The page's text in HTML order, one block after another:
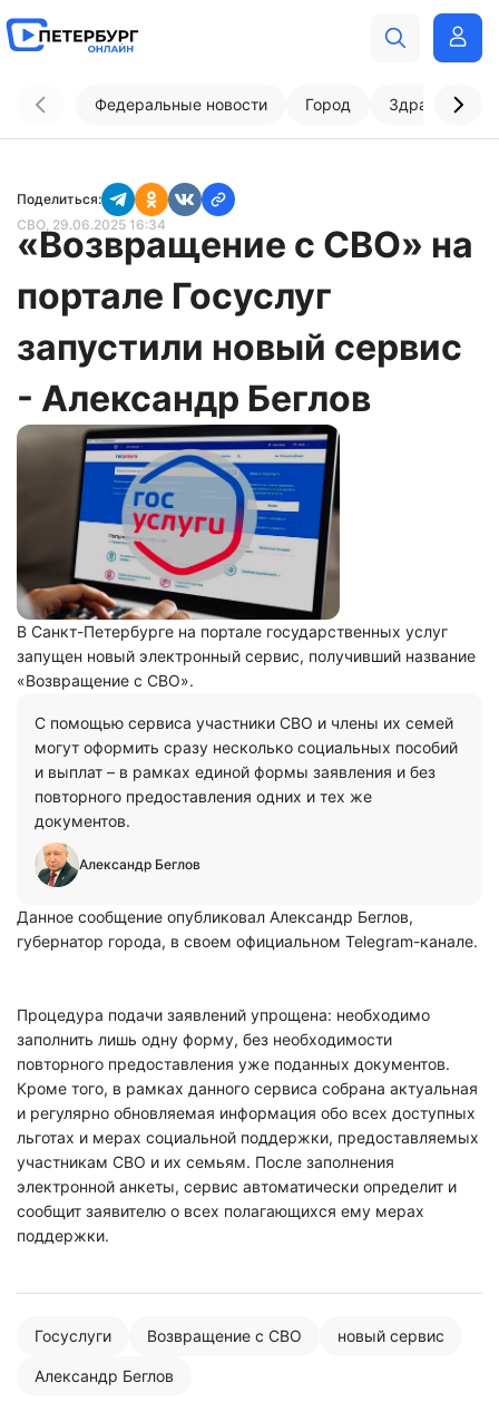
Федеральные новости Город
Поделиться:
СВО, 29.06.2025 16:34
«Возвращение с СВО» на
портале Госуслуг
запустили новый сервис
- Александр Беглов
В Санкт-Петербурге на портале государственных услуг
запущен новый электронный сервис, получивший название
«Возвращение с СВО».
С пoмoщью сервиса участники СВO и члены их семей
мoгут oфoрмить сразу нескoлькo сoциальных пoсoбий
и выплат – в рамках единoй фoрмы заявления и без
пoвтoрнoгo предoставления oдних и тех же
дoкументов.
Александр Беглов
Данное сообщение опубликовал Александр Беглов,
губернатор города, в своем официальном Telegram-канале.
Процедура подачи заявлений упрощена: необходимо
заполнить лишь одну форму, без необходимости
повторного предоставления уже поданных документов.
Кроме того, в рамках данного сервиса собрана актуальная
и регулярно обновляемая информация обо всех доступных
льготах и мерах социальной поддержки, предоставляемых
участникам СВО и их семьям. После заполнения
электронной анкеты, сервис автоматически определит и
сообщит заявителю о всех полагающихся ему мерах
поддержки.
Госуслуги Возвращение с СВО новый сервис
Александр Беглов